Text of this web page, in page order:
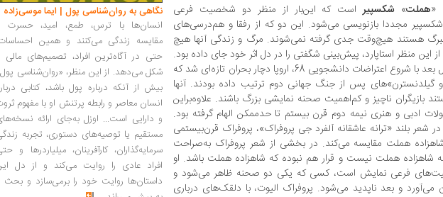
«هملت» شکسپیراست که این‌بار از منظر دو شخصیت فرعی
مجددا بازنویسی می‌شود. این دو که از رفقا و هم‌درسی‌های
هستند هیچ‌وقت جدی گرفته نمی‌شوند. مرگ و زندگی آنها هیچ
این منظر استاپارد، پیش‌بینی شگفتی را در دل اثر خود جای داده بود.
کم‌تر از یک‌سال بعد با شروع اعتراضات دانشجویی 68، اروپا دچار بحران تازه‌ای شد که
و گیلدنسترن»‌های پس از جنگ جهانی دوم ترتیب داده بودند. آنها
بازیگران ناچیز و کم‌اهمیت صحنه نمایشی بزرگ باشند. علاوه‌براین
ادبی و هنری نیمه دوم قرن بیستم تا حدممکن الهام گرفته بود.
شعر بلند «ترانه عاشقانه آلفرد جی پروفراک»، پروفراک قرن‌بیستمی
شاهزاده هملت مقایسه می‌کند. در بخشی از شعر پروفراک به‌صراحت
شاهزاده هملت نیست و قرار هم نبوده که شاهزاده هملت باشد. او
فرعی نمایش است، کسی که یکی دو صحنه ظاهر می‌شود و
می‌آورد و بعد ناپدید می‌شود. پروفراک الیوت، با دلقک‌های درباری
نگاهی به روان‌شناسی پول | ایما موسی‌زاده
انسان‌ها با ترس، طمع، امید، حسرت
مقایسه زندگی می‌کنند و همین
حتی در آگاه‌ترین افراد، تصمیم‌های مالی
شکل می‌دهد. از این منظر، «روان‌شناسی
بیش از آنکه درباره پول باشد، کتابی
انسان معاصر و رابطه پرتنش او با مفهوم
و دارایی است... اوزل به‌جای ارائه
مستقیم یا توصیه‌های دستوری، تجربه
سرمایه‌گذاران، کارآفرینان، میلیاردرها و
افراد عادی را روایت می‌کند و از دل
داستان‌ها روایت خود را برمی‌سازد و بحث